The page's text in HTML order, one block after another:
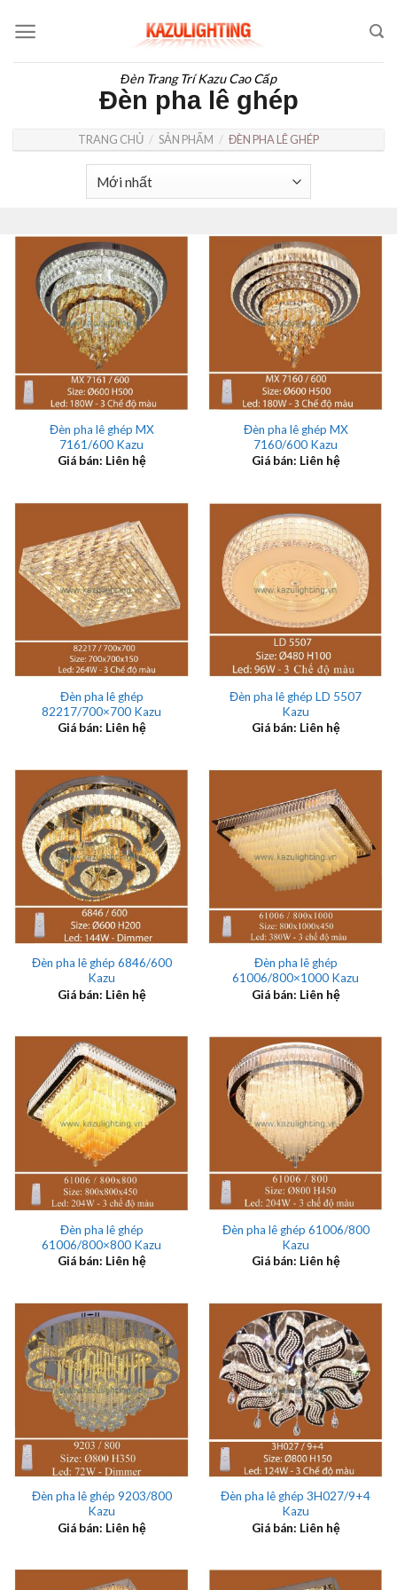
Đèn Trang Trí Kazu Cao Cấp
Đèn pha lê ghép
TRANG CHỦ / SẢN PHẨM / ĐÈN PHA LÊ GHÉP
Đèn pha lê ghép MX
7161/600 Kazu
Giá bán: Liên hệ
Đèn pha lê ghép MX
7160/600 Kazu
Giá bán: Liên hệ
Đèn pha lê ghép
82217/700×700 Kazu
Giá bán: Liên hệ
Đèn pha lê ghép LD 5507
Kazu
Giá bán: Liên hệ
Đèn pha lê ghép 6846/600
Kazu
Giá bán: Liên hệ
Đèn pha lê ghép
61006/800×1000 Kazu
Giá bán: Liên hệ
Đèn pha lê ghép
61006/800×800 Kazu
Giá bán: Liên hệ
Đèn pha lê ghép 61006/800
Kazu
Giá bán: Liên hệ
Đèn pha lê ghép 9203/800
Kazu
Giá bán: Liên hệ
Đèn pha lê ghép 3H027/9+4
Kazu
Giá bán: Liên hệ